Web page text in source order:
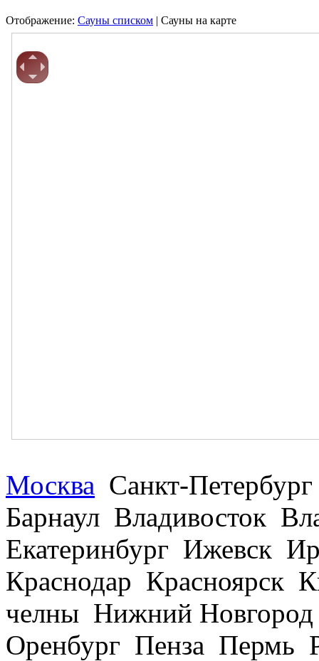
Отображение: Сауны списком | Сауны на карте
Москва Санкт-
Барнаул Владивосток
Екатеринбург Ижевск
Краснодар Красноярск
челны Нижний
Оренбург Пенза Пермь